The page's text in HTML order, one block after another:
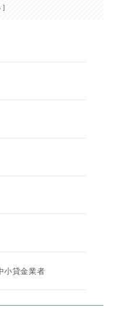
小貸金業者